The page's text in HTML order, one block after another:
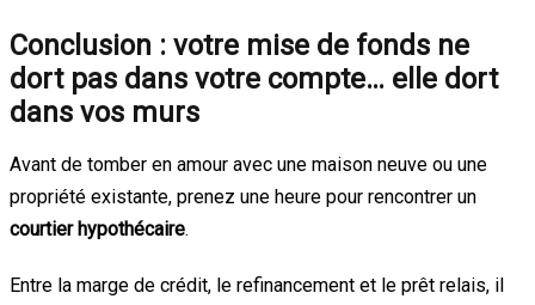
Conclusion : votre mise de fonds ne
dort pas dans votre compte… elle dort
dans vos murs
Avant de tomber en amour avec une maison neuve ou une
propriété existante, prenez une heure pour rencontrer un
courtier hypothécaire.
Entre la marge de crédit, le refinancement et le prêt relais, il